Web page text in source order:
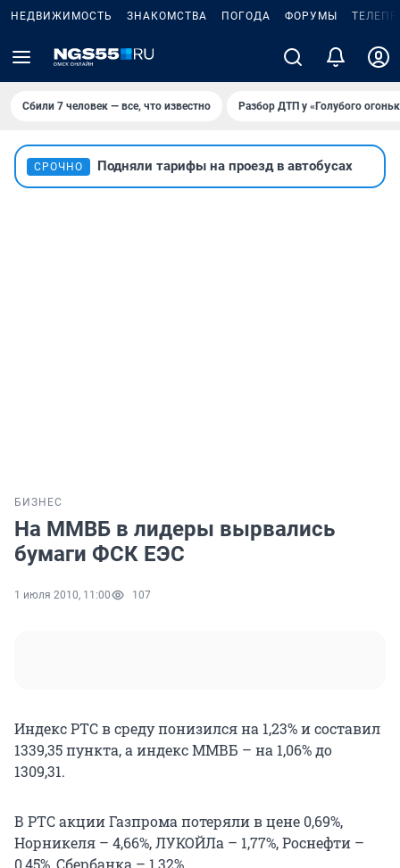
НЕДВИЖИМОСТЬ ЗНАКОМСТВА ПОГОДА ФОРУМЫ
Сбили 7 человек — все, что известно Разбор ДТП у «Голубого
СРОЧНО Подняли тарифы на проезд в автобусах
БИЗНЕС
На ММВБ в лидеры вырвались
бумаги ФСК ЕЭС
1 июля 2010, 11:00 107
Индекс РТС в среду понизился на 1,23% и составил
1339,35 пункта, а индекс ММВБ – на 1,06% до
1309,31.
В РТС акции Газпрома потеряли в цене 0,69%,
Норникеля – 4,66%, ЛУКОЙЛа – 1,77%, Роснефти –
0,45%, Сбербанка – 1,32%.